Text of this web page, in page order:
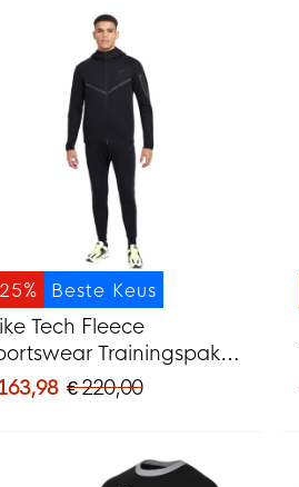
Beste Keus
Tech Fleece
Trainingspak
Donkergrijs
€ 220,00